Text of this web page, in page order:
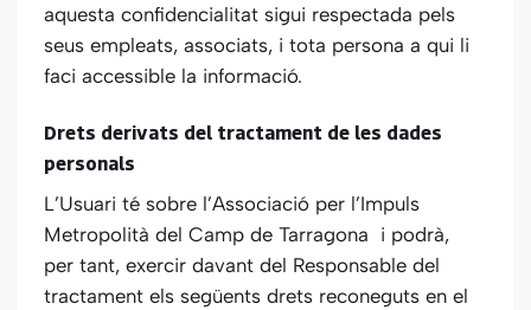
aquesta confidencialitat sigui respectada pels
seus empleats, associats, i tota persona a qui li
faci accessible la informació.
Drets derivats del tractament de les dades
personals
L’Usuari té sobre l’Associació per l’Impuls
Metropolità del Camp de Tarragona i podrà,
per tant, exercir davant del Responsable del
tractament els següents drets reconeguts en el